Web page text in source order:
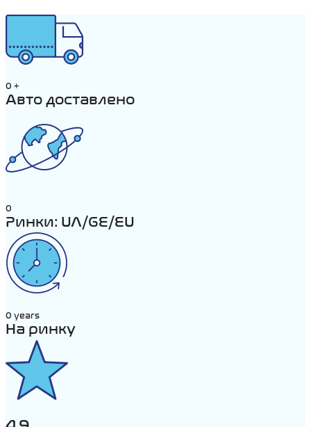
0 +
Авто доставлено
0
Ринки: UA/GE/EU
0 years
На ринку